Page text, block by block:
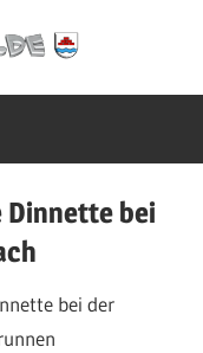
Dinnette bei
bei der